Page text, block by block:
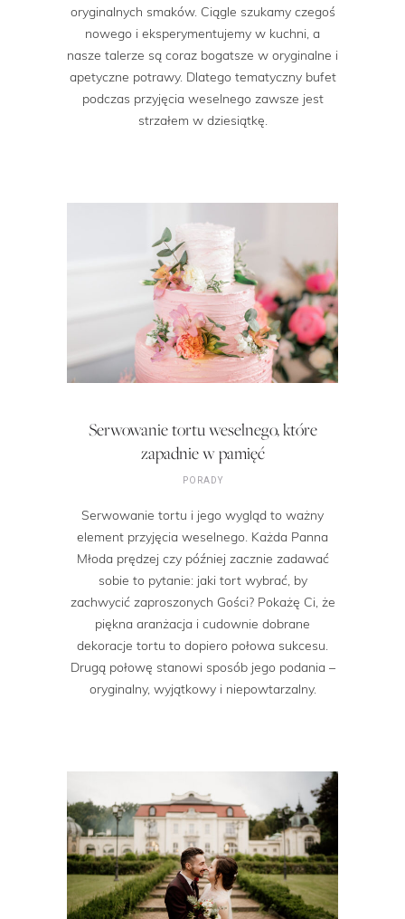
oryginalnych smaków. Ciągle szukamy czegoś
nowego i eksperymentujemy w kuchni, a
nasze talerze są coraz bogatsze w oryginalne i
apetyczne potrawy. Dlatego tematyczny bufet
podczas przyjęcia weselnego zawsze jest
strzałem w dziesiątkę.
Serwowanie tortu weselnego, które
zapadnie w pamięć
PORADY
Serwowanie tortu i jego wygląd to ważny
element przyjęcia weselnego. Każda Panna
Młoda prędzej czy później zacznie zadawać
sobie to pytanie: jaki tort wybrać, by
zachwycić zaproszonych Gości? Pokażę Ci, że
piękna aranżacja i cudownie dobrane
dekoracje tortu to dopiero połowa sukcesu.
Drugą połowę stanowi sposób jego podania –
oryginalny, wyjątkowy i niepowtarzalny.